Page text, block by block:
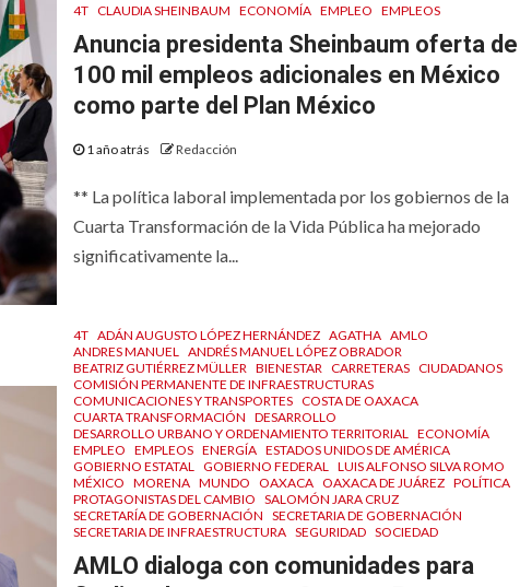
4T CLAUDIA SHEINBAUM ECONOMÍA EMPLEO EMPLEOS
Anuncia presidenta Sheinbaum oferta de
100 mil empleos adicionales en México
como parte del Plan México
1 año atrás Redacción
** La política laboral implementada por los gobiernos de la
Cuarta Transformación de la Vida Pública ha mejorado
significativamente la...
4T ADÁN AUGUSTO LÓPEZ HERNÁNDEZ AGATHA AMLO
ANDRES MANUEL ANDRÉS MANUEL LÓPEZ OBRADOR
BEATRIZ GUTIÉRREZ MÜLLER BIENESTAR CARRETERAS CIUDADANOS
COMISIÓN PERMANENTE DE INFRAESTRUCTURAS
COMUNICACIONES Y TRANSPORTES COSTA DE OAXACA
CUARTA TRANSFORMACIÓN DESARROLLO
DESARROLLO URBANO Y ORDENAMIENTO TERRITORIAL ECONOMÍA
EMPLEO EMPLEOS ENERGÍA ESTADOS UNIDOS DE AMÉRICA
GOBIERNO ESTATAL GOBIERNO FEDERAL LUIS ALFONSO SILVA ROMO
MÉXICO MORENA MUNDO OAXACA OAXACA DE JUÁREZ POLÍTICA
PROTAGONISTAS DEL CAMBIO SALOMÓN JARA CRUZ
SECRETARÍA DE GOBERNACIÓN SECRETARIA DE GOBERNACIÓN
SECRETARIA DE INFRAESTRUCTURA SEGURIDAD SOCIEDAD
AMLO dialoga con comunidades para